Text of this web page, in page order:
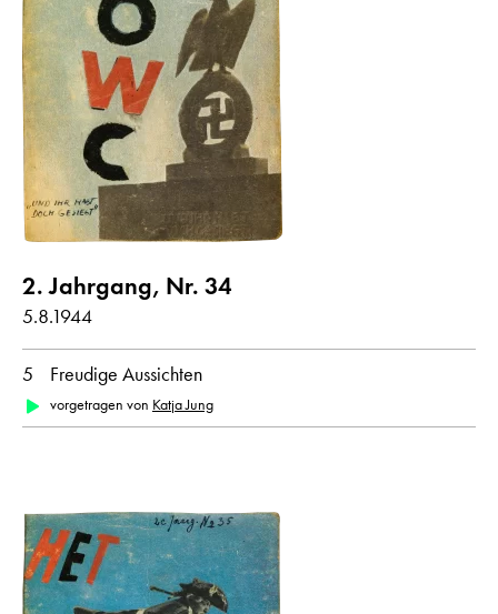
2. Jahrgang, Nr. 34
5.8.1944
5 Freudige Aussichten
vorgetragen von Katja Jung